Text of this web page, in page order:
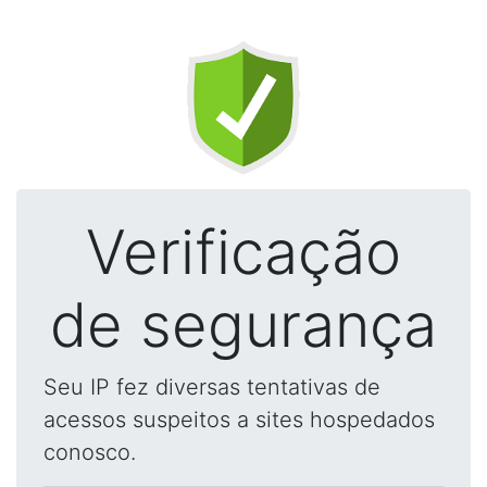
Verificação
de segurança
Seu IP fez diversas tentativas de
acessos suspeitos a sites hospedados
conosco.